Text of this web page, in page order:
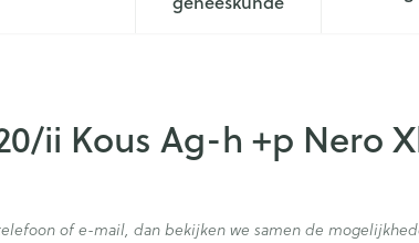
ii Kous Ag-h +p Nero
of e-mail, dan bekijken we samen de